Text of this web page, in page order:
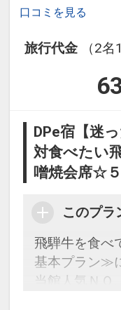
口コミを見る
旅行代金
（2
DPe宿【迷
対食べたい
噌焼会席☆
このプラ
飛騨牛を食べ
基本プラン≫
当館人気ＮＯ